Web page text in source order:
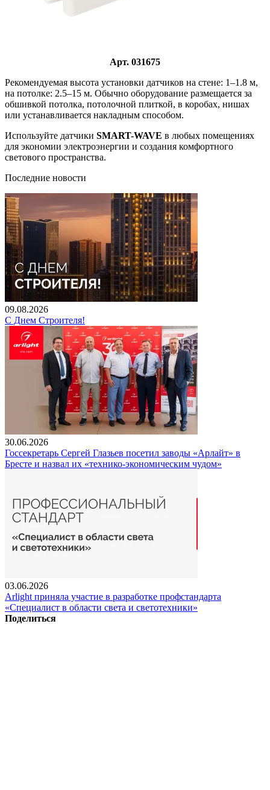
Арт. 031675
Рекомендуемая высота установки датчиков на стене: 1–1.8 м,
на потолке: 2.5–15 м. Обычно оборудование размещается за
обшивкой потолка, потолочной плиткой, в коробах, нишах
или устанавливается накладным способом.
Используйте датчики SMART-WAVE в любых помещениях
для экономии электроэнергии и создания комфортного
светового пространства.
Последние новости
09.08.2026
С Днем Строителя!
30.06.2026
Госсекретарь Сергей Глазьев посетил заводы «Арлайт» в
Бресте и назвал их «технико-экономическим чудом»
03.06.2026
Arlight приняла участие в разработке профстандарта
«Специалист в области света и светотехники»
Поделиться